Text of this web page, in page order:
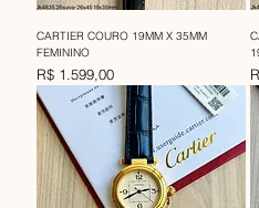
CARTIER COURO 19MM X 35MM
FEMININO
Preço
R$ 1.599,00